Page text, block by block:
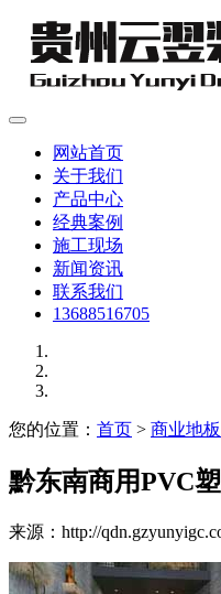
网站首页
关于我们
产品中心
经典案例
施工现场
新闻资讯
联系我们
13688516705
您的位置： 首页 > 商业地板
黔东南商用PVC
来源：http://